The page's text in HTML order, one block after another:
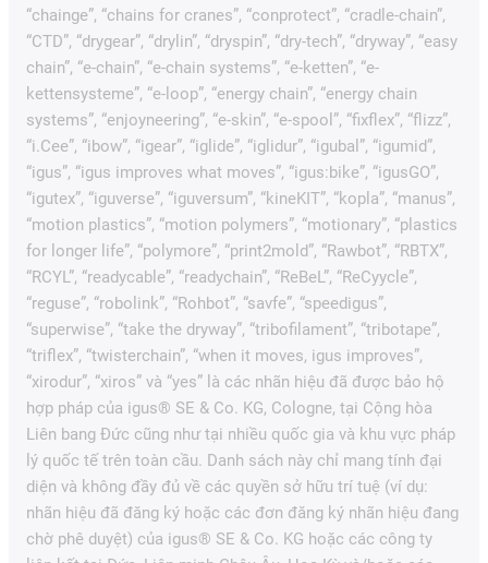
“chainge”, “chains for cranes”, “conprotect”, “cradle-chain”,
“CTD”, “drygear”, “drylin”, “dryspin”, “dry-tech”, “dryway”, “easy
chain”, “e-chain”, “e-chain systems”, “e-ketten”, “e-
kettensysteme”, “e-loop”, “energy chain”, “energy chain
systems”, “enjoyneering”, “e-skin”, “e-spool”, “fixflex”, “flizz”,
“i.Cee”, “ibow”, “igear”, “iglide”, “iglidur”, “igubal”, “igumid”,
“igus”, “igus improves what moves”, “igus:bike”, “igusGO”,
“igutex”, “iguverse”, “iguversum”, “kineKIT”, “kopla”, “manus”,
“motion plastics”, “motion polymers”, “motionary”, “plastics
for longer life”, “polymore”, “print2mold”, “Rawbot”, “RBTX”,
“RCYL”, “readycable”, “readychain”, “ReBeL”, “ReCyycle”,
“reguse”, “robolink”, “Rohbot”, “savfe”, “speedigus”,
“superwise”, “take the dryway”, “tribofilament”, “tribotape”,
“triflex”, “twisterchain”, “when it moves, igus improves”,
“xirodur”, “xiros” và “yes” là các nhãn hiệu đã được bảo hộ
hợp pháp của igus® SE & Co. KG, Cologne, tại Cộng hòa
Liên bang Đức cũng như tại nhiều quốc gia và khu vực pháp
lý quốc tế trên toàn cầu. Danh sách này chỉ mang tính đại
diện và không đầy đủ về các quyền sở hữu trí tuệ (ví dụ:
nhãn hiệu đã đăng ký hoặc các đơn đăng ký nhãn hiệu đang
chờ phê duyệt) của igus® SE & Co. KG hoặc các công ty